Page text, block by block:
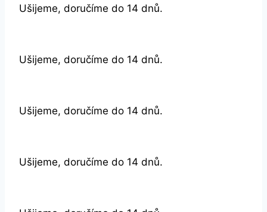
Ušijeme, doručíme do 14 dnů.
Ušijeme, doručíme do 14 dnů.
Ušijeme, doručíme do 14 dnů.
Ušijeme, doručíme do 14 dnů.